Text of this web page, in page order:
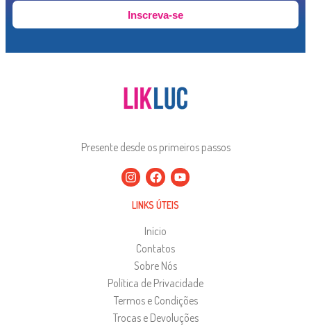
Inscreva-se
Presente desde os primeiros passos
LINKS ÚTEIS
Início
Contatos
Sobre Nós
Política de Privacidade
Termos e Condições
Trocas e Devoluções